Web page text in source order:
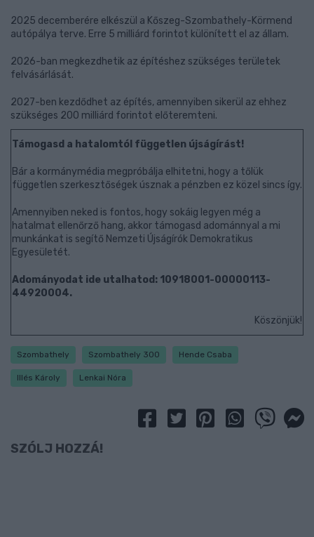
2025 decemberére elkészül a Kőszeg-Szombathely-Körmend
autópálya terve. Erre 5 milliárd forintot különített el az állam.
2026-ban megkezdhetik az építéshez szükséges területek
felvásárlását.
2027-ben kezdődhet az építés, amennyiben sikerül az ehhez
szükséges 200 milliárd forintot előteremteni.
Támogasd a hatalomtól független újságírást!
Bár a kormánymédia megpróbálja elhitetni, hogy a tőlük
független szerkesztőségek úsznak a pénzben ez közel sincs így.
Amennyiben neked is fontos, hogy sokáig legyen még a
hatalmat ellenőrző hang, akkor támogasd adománnyal a mi
munkánkat is segítő Nemzeti Újságírók Demokratikus
Egyesületét.
Adományodat ide utalhatod: 10918001-00000113-
44920004.
Köszönjük!
Szombathely Szombathely 300 Hende Csaba
Illés Károly Lenkai Nóra
SZÓLJ HOZZÁ!